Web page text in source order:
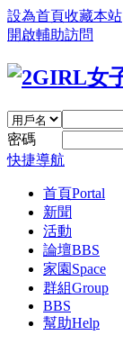
設為首頁收藏本站
開啟輔助訪問
密碼
快捷導航
首頁Portal
新聞
活動
論壇BBS
家園 Space
群組Group
BBS
幫助Help